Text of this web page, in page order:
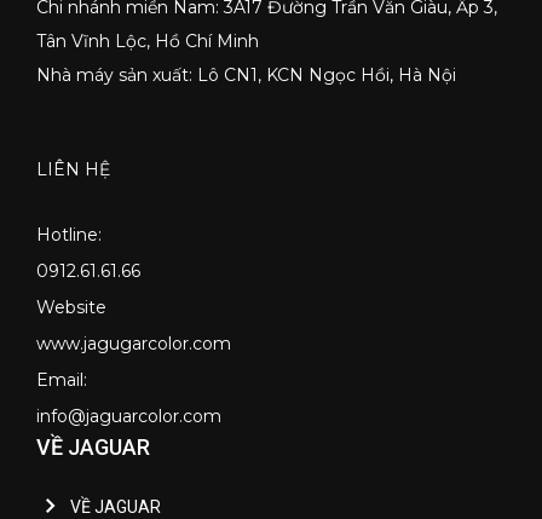
Chi nhánh miền Nam: 3A17 Đường Trần Văn Giàu, Ấp 3,
Tân Vĩnh Lộc, Hồ Chí Minh
Nhà máy sản xuất: Lô CN1, KCN Ngọc Hồi, Hà Nội
LIÊN HỆ
Hotline:
0912.61.61.66
Website
www.jagugarcolor.com
Email:
info@jaguarcolor.com
VỀ JAGUAR
VỀ JAGUAR